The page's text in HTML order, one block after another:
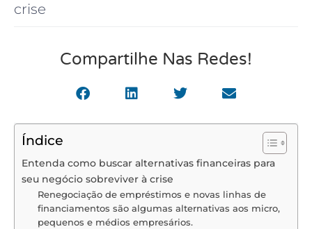
crise
Compartilhe Nas Redes!
Índice
Entenda como buscar alternativas financeiras para
seu negócio sobreviver à crise
Renegociação de empréstimos e novas linhas de
financiamentos são algumas alternativas aos micro,
pequenos e médios empresários.